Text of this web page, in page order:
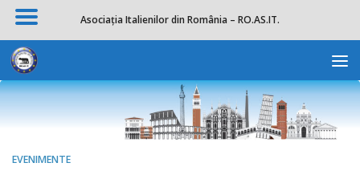
Skip to content
EVENIMENTE
Asociația Italienilor din România – RO.AS.IT.